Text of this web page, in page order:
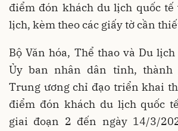
điểm đón khách du lịch quốc tế
lịch, kèm theo các giấy tờ cần
Bộ Văn hóa, Thể thao và Du
Ủy ban nhân dân tỉnh, thành
Trung ương chỉ đạo triển khai
điểm đón khách du lịch quốc
giai đoạn 2 đến ngày 14/3/